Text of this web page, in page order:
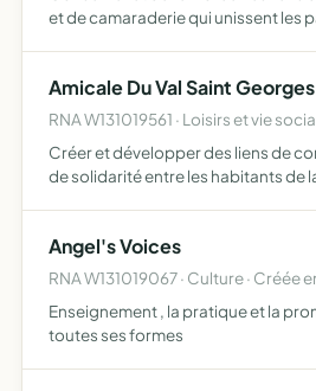
et de camaraderie qui unissent les
Amicale Du Val Saint Georges
RNA W131019561 · Loisirs et vie
Créer et développer des liens de
de solidarité entre les habitants de
pour les e…
Angel's Voices
RNA W131019067 · Culture · Créée
Enseignement , la pratique et la
toutes ses formes